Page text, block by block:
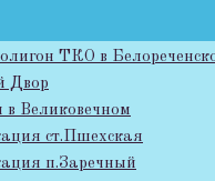
ТКО в
Двор
в Великовечном
ст.Пшехская
п.Заречный